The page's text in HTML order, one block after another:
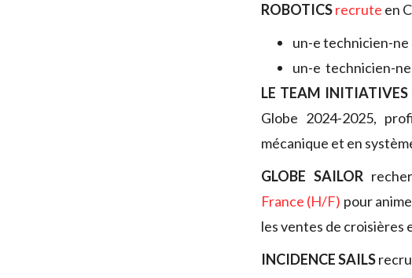
ROBOTICSrecrute en
un-e technicien-ne
un-e technicien-
LE TEAM
Globe 2024-2025,
mécanique et en
GLOBE SAILOR
France (H/F) pour
les ventes de croisières
INCIDENCE SAILS